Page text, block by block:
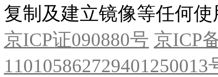
复制及建立镜像等任何使
京ICP证090880号 京ICP